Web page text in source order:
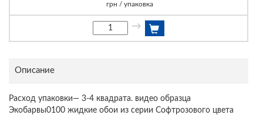
грн / упаковка
→
Описание
Расход упаковки— 3-4 квадрата. видео образца
Экобарвы0100 жидкие обои из серии Софтрозового цвета